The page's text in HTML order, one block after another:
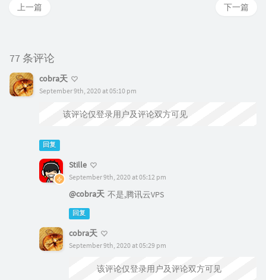
下一篇
上一篇
77 条评论
cobra天
September 9th, 2020 at 05:10 pm
该评论仅登录用户及评论双方可见
回复
Stille
September 9th, 2020 at 05:12 pm
@cobra天 不是,腾讯云VPS
回复
cobra天
September 9th, 2020 at 05:29 pm
该评论仅登录用户及评论双方可见